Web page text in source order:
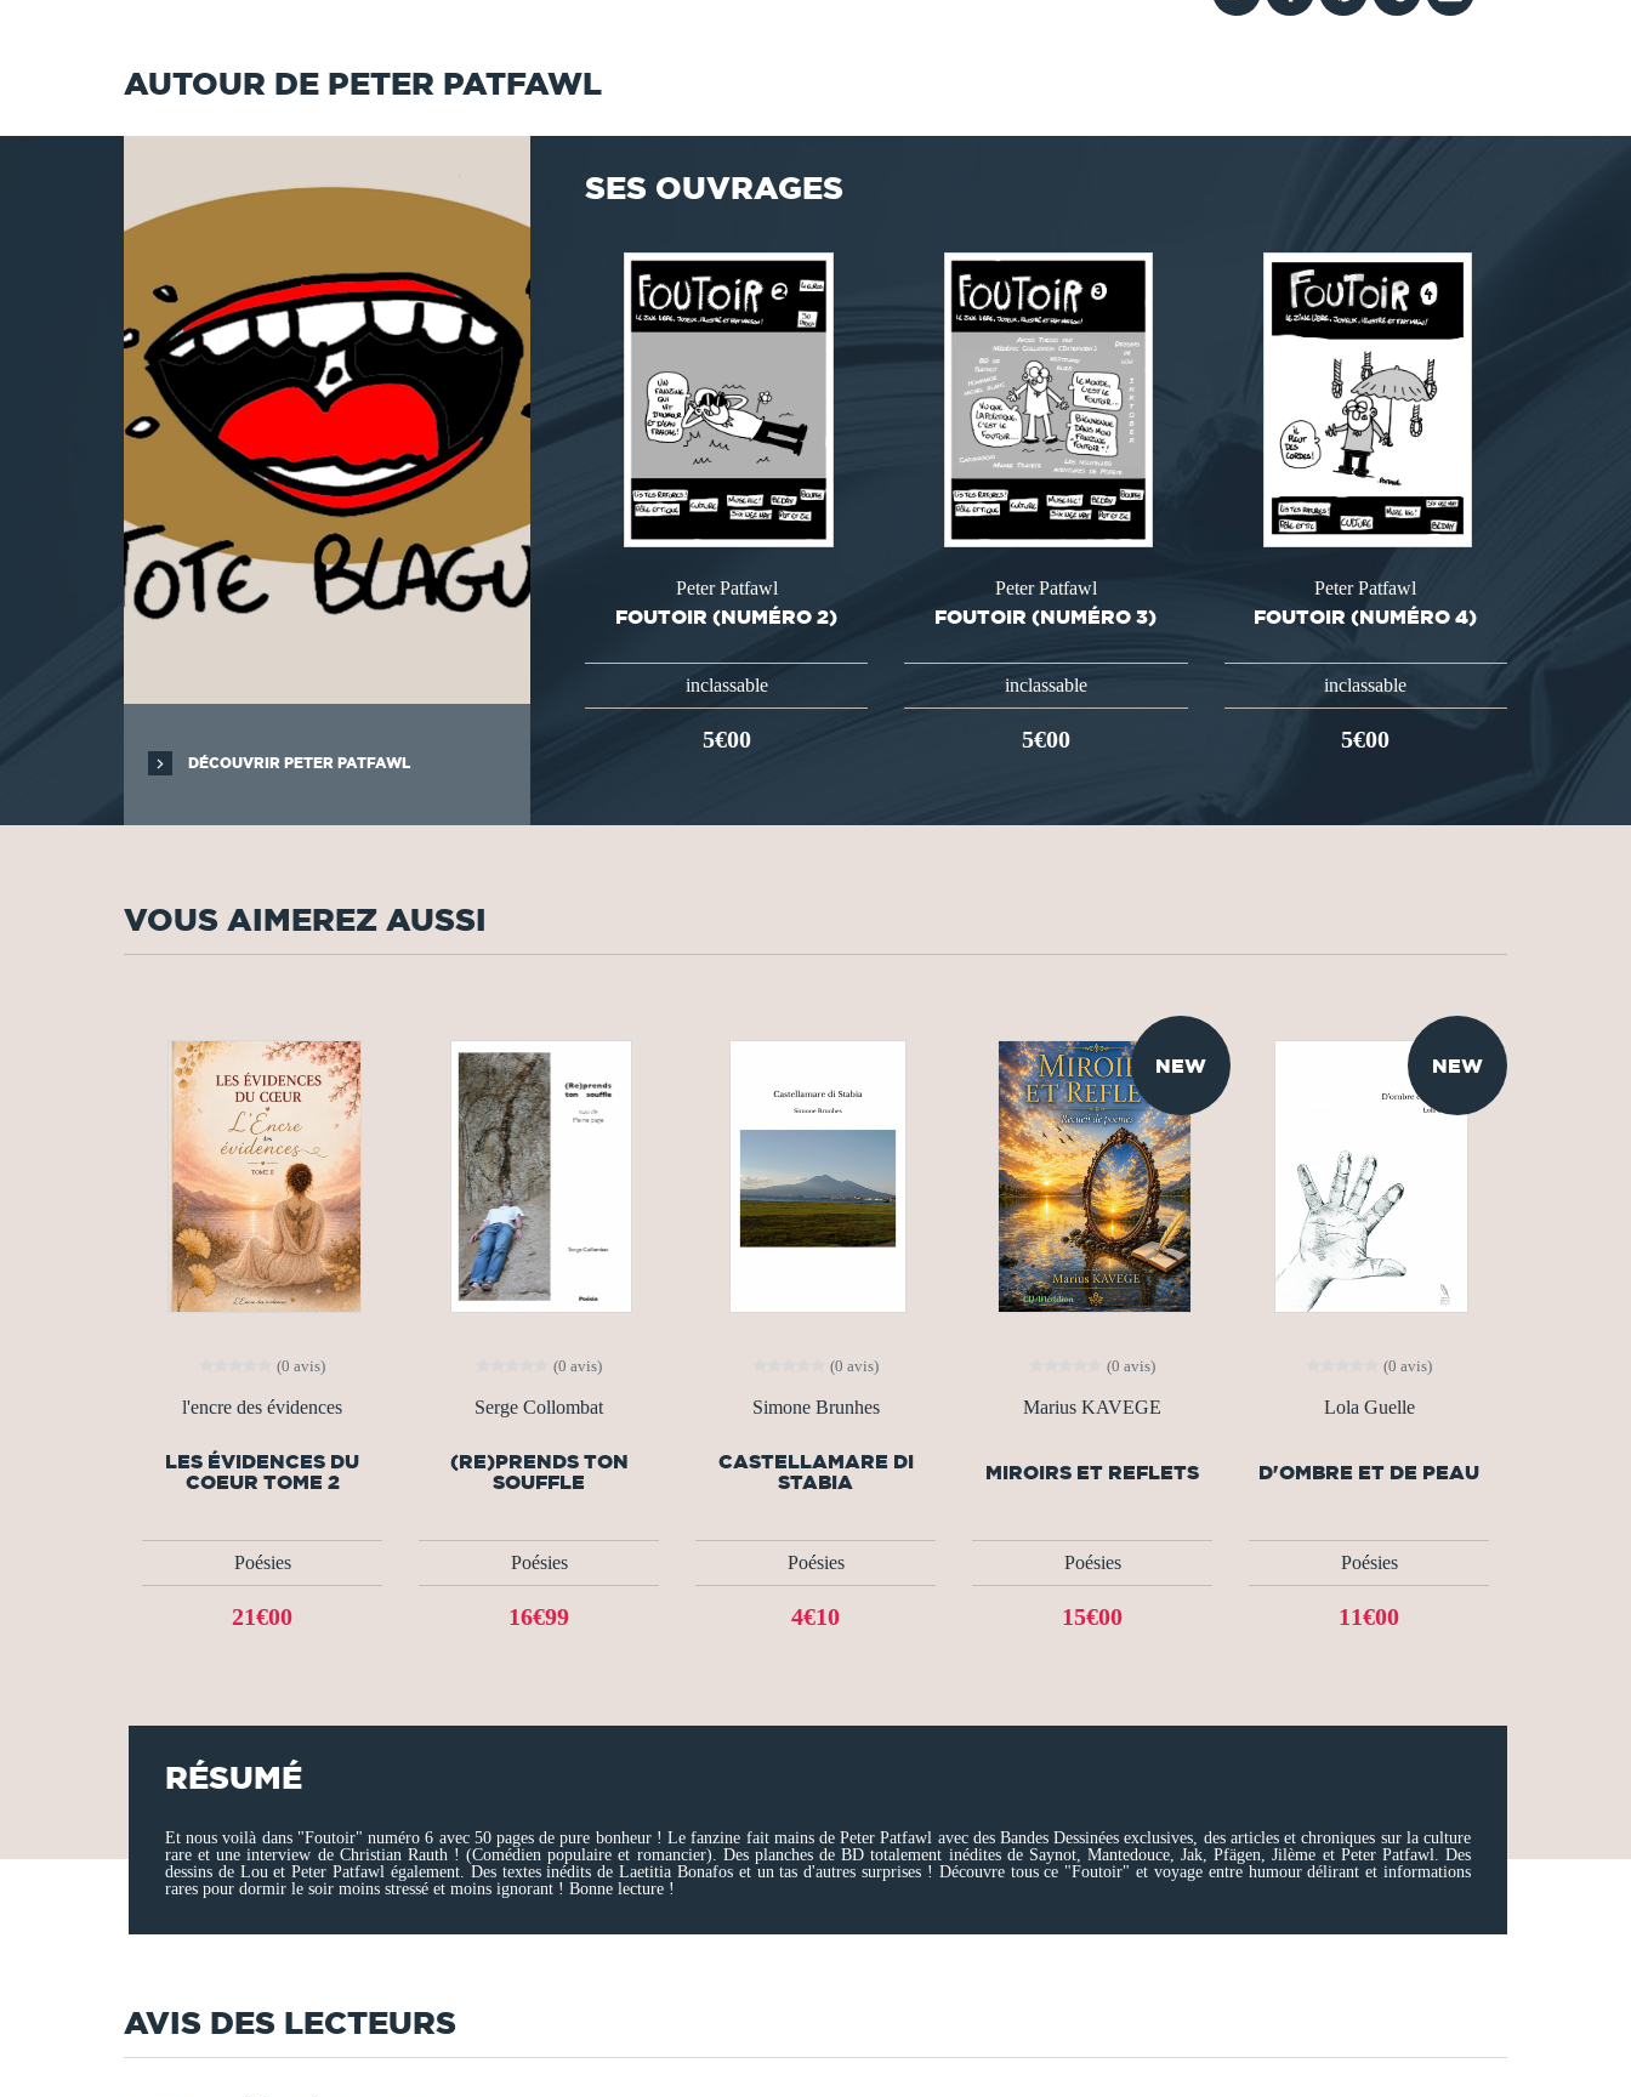
AUTOUR DE PETER PATFAWL
DÉCOUVRIR PETER PATFAWL
SES OUVRAGES
Peter Patfawl
FOUTOIR (NUMÉRO 2)
inclassable
5€00
Peter Patfawl
FOUTOIR (NUMÉRO 3)
inclassable
5€00
Peter Patfawl
FOUTOIR (NUMÉRO 4)
inclassable
5€00
VOUS AIMEREZ AUSSI
(0 avis)
l'encre des évidences
LES ÉVIDENCES DU
COEUR TOME 2
Poésies
21€00
(0 avis)
Serge Collombat
(RE)PRENDS TON
SOUFFLE
Poésies
16€99
(0 avis)
Simone Brunhes
CASTELLAMARE DI
STABIA
Poésies
4€10
NEW
(0 avis)
Marius KAVEGE
MIROIRS ET REFLETS
Poésies
15€00
NEW
(0 avis)
Lola Guelle
D'OMBRE ET DE PEAU
Poésies
11€00
RÉSUMÉ
Et nous voilà dans "Foutoir" numéro 6 avec 50 pages de pure bonheur ! Le fanzine fait mains de Peter Patfawl avec des Bandes Dessinées exclusives, des articles et chroniques sur la culture
rare et une interview de Christian Rauth ! (Comédien populaire et romancier). Des planches de BD totalement inédites de Saynot, Mantedouce, Jak, Pfägen, Jilème et Peter Patfawl. Des
dessins de Lou et Peter Patfawl également. Des textes inédits de Laetitia Bonafos et un tas d'autres surprises ! Découvre tous ce "Foutoir" et voyage entre humour délirant et informations
rares pour dormir le soir moins stressé et moins ignorant ! Bonne lecture !
AVIS DES LECTEURS